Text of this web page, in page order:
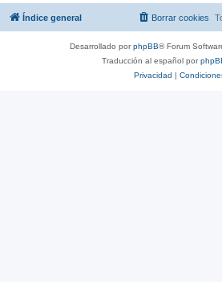
Índice general Borrar cookies
Desarrollado porphpBB® Forum
Traducción al español por
Privacidad |